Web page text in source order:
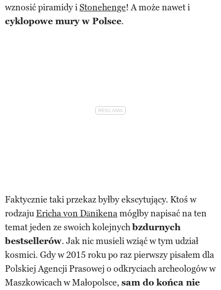
wznosić piramidy iStonehenge! A może nawet i
cyklopowe mury w Polsce.
Faktycznie taki przekaz byłby ekscytujący. Ktoś w
rodzajuEricha von Dänikenamógłby napisać na ten
temat jeden ze swoich kolejnychbzdurnych
bestsellerów. Jak nic musieli wziąć w tym udział
kosmici. Gdy w 2015 roku po raz pierwszy pisałem dla
Polskiej Agencji Prasowej o odkryciach archeologów w
Maszkowicach w Małopolsce, sam do końca nie